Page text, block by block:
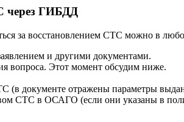
через ГИБДД
за восстановлением СТС можно в
и другими документами.
вопроса. Этот момент обсудим ниже.
(в документе отражены параметры
СТС в ОСАГО (если они указаны в